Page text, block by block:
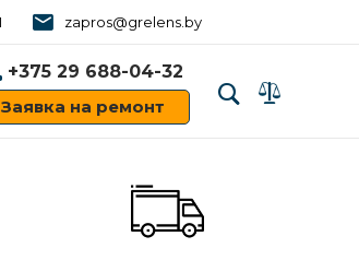
zapros@grelens.by
+375 29 688-04-32
Заявка на ремонт